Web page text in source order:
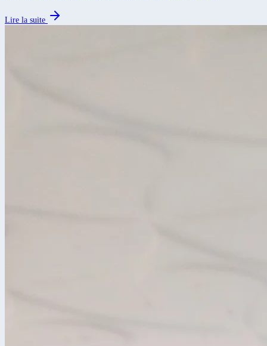
Lire la suite